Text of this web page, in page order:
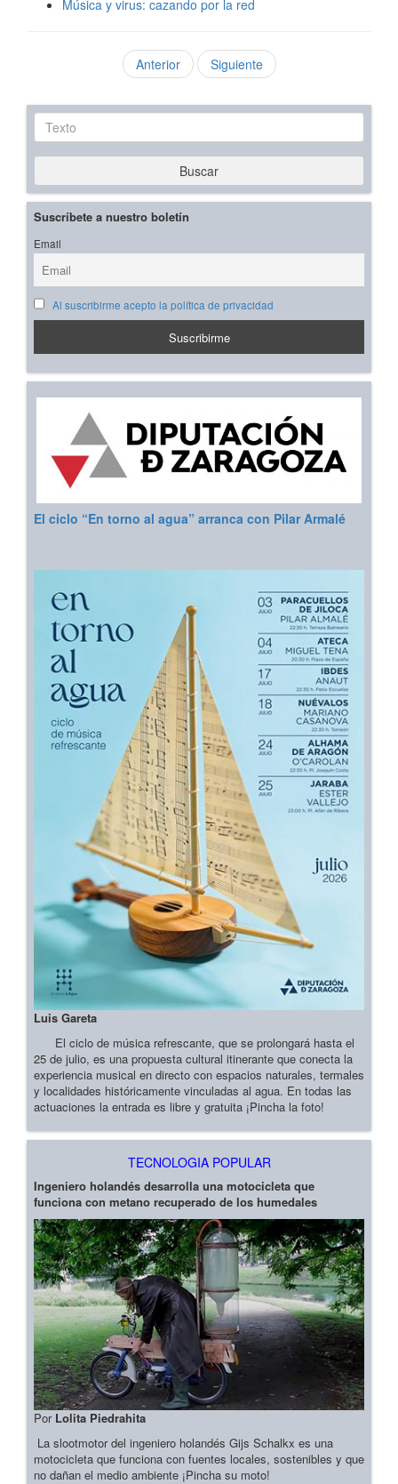
Música y virus: cazando por la red
Anterior Siguiente
Texto
Buscar
Suscríbete a nuestro boletín
Email
Al suscribirme acepto la política de privacidad
El ciclo “En torno al agua” arranca con Pilar Armalé
Luis Gareta
El ciclo de música refrescante, que se prolongará hasta el
25 de julio, es una propuesta cultural itinerante que conecta la
experiencia musical en directo con espacios naturales, termales
y localidades históricamente vinculadas al agua. En todas las
actuaciones la entrada es libre y gratuita ¡Pincha la foto!
TECNOLOGIA POPULAR
Ingeniero holandés desarrolla una motocicleta que
funciona con metano recuperado de los humedales
Por Lolita Piedrahita
La slootmotor del ingeniero holandés Gijs Schalkx es una
motocicleta que funciona con fuentes locales, sostenibles y que
no dañan el medio ambiente ¡Pincha su moto!